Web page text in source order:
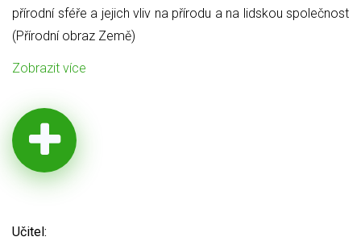
přírodní sféře a jejich vliv na přírodu a na lidskou společnost
(Přírodní obraz Země)
Zobrazit více
Učitel: